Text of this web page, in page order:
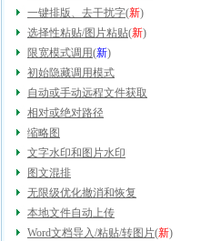
一键排版、去干扰字(新)
选择性粘贴/图片粘贴(新)
限宽模式调用(新)
初始隐藏调用模式
自动或手动远程文件获取
相对或绝对路径
缩略图
文字水印和图片水印
图文混排
无限级优化撤消和恢复
本地文件自动上传
Word文档导入/粘贴/转图片(新)